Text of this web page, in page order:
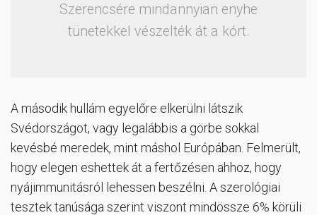
Szerencsére mindannyian enyhe
tünetekkel vészelték át a kórt.
A második hullám egyelőre elkerülni látszik
Svédországot, vagy legalábbis a görbe sokkal
kevésbé meredek, mint máshol Európában. Felmerült,
hogy elegen eshettek át a fertőzésen ahhoz, hogy
nyájimmunitásról lehessen beszélni. A szerológiai
tesztek tanúsága szerint viszont mindössze 6% körüli